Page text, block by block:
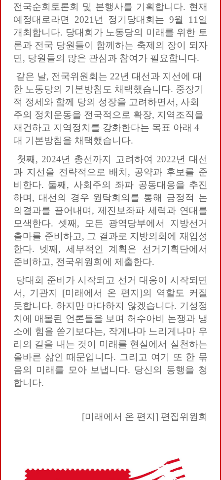
전국순회토론회 및 본행사를 기획합니다. 현재
예정대로라면 2021년 정기당대회는 9월 11일
개최합니다. 당대회가 노동당의 미래를 위한 토
론과 전국 당원들이 함께하는 축제의 장이 되자
면, 당원들의 많은 관심과 참여가 필요합니다.
같은 날, 전국위원회는 22년 대선과 지선에 대
한 노동당의 기본방침도 채택했습니다. 중장기
적 정세와 함께 당의 성장을 고려하면서, 사회
주의 정치운동을 전국적으로 확장, 지역조직을
재건하고 지역정치를 강화한다는 목표 아래 4
대 기본방침을 채택했습니다.
첫째, 2024년 총선까지 고려하여 2022년 대선
과 지선을 전략적으로 배치, 공약과 후보를 준
비한다. 둘째, 사회주의 좌파 공동대응을 추진
하며, 대선의 경우 원탁회의를 통해 긍정적 논
의결과를 끌어내며, 제진보좌파 세력과 연대를
모색한다. 셋째, 모든 광역당부에서 지방선거
출마를 준비하고, 그 결과로 지방의회에 재입성
한다. 넷째, 세부적인 계획은 선거기획단에서
준비하고, 전국위원회에 제출한다.
당대회 준비가 시작되고 선거 대응이 시작되면
서, 기관지 [미래에서 온 편지]의 역할도 커질
듯합니다. 하지만 마다하지 않겠습니다. 기성정
치에 매몰된 언론들을 보며 허수아비 논쟁과 냉
소에 힘을 쏟기보다는, 작게나마 느리게나마 우
리의 길을 내는 것이 미래를 현실에서 실천하는
올바른 삶인 때문입니다. 그리고 여기 또 한 묶
음의 미래를 모아 보냅니다. 당신의 동행을 청
합니다.
[미래에서 온 편지] 편집위원회